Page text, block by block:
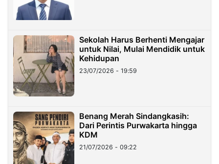
Sekolah Harus Berhenti Mengajar
untuk Nilai, Mulai Mendidik untuk
Kehidupan
23/07/2026 - 19:59
Benang Merah Sindangkasih:
Dari Perintis Purwakarta hingga
KDM
21/07/2026 - 09:22